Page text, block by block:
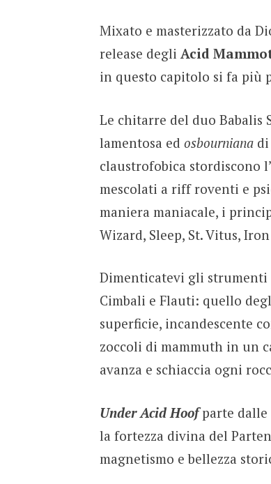
Mixato e masterizzato da
release degli Acid
in questo capitolo si fa più
Le chitarre del duo Babalis
lamentosa ed osbournianadi
claustrofobica stordiscono
mescolati a riff roventi e
maniera maniacale, i
Wizard, Sleep, St. Vitus,
Dimenticatevi gli strumenti
Cimbali e Flauti: quello
superficie, incandescente
zoccoli di mammuth in un
avanza e schiaccia ogni
Under Acid Hoofparte dalle
la fortezza divina del
magnetismo e bellezza